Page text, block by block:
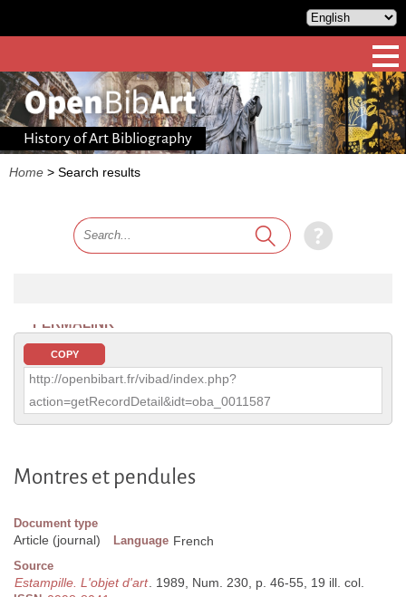
History of Art Bibliography
Home > Search results
PERMALINK
COPY
http://openbibart.fr/vibad/index.php?
action=getRecordDetail&idt=oba_0011587
Montres et pendules
Document type
Article (journal) Language French
Source
Estampille. L'objet d'art. 1989, Num. 230, p. 46-55, 19 ill. col.